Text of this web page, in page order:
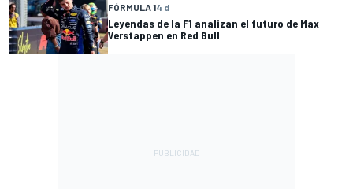
FÓRMULA 14 d
Leyendas de la F1 analizan el futuro de Max
Verstappen en Red Bull